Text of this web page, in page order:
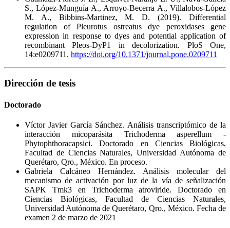
S., López-Munguía A., Arroyo-Becerra A., Villalobos-López
M. A., Bibbins-Martinez, M. D. (2019). Differential
regulation of Pleurotus ostreatus dye peroxidases gene
expression in response to dyes and potential application of
recombinant Pleos-DyP1 in decolorization. PloS One,
14:e0209711. https://doi.org/10.1371/journal.pone.0209711
Dirección de tesis
Doctorado
Víctor Javier García Sánchez. Análisis transcriptómico de la
interacción micoparásita Trichoderma asperellum -
Phytophthoracapsici. Doctorado en Ciencias Biológicas,
Facultad de Ciencias Naturales, Universidad Autónoma de
Querétaro, Qro., México. En proceso.
Gabriela Calcáneo Hernández. Análisis molecular del
mecanismo de activación por luz de la vía de señalización
SAPK Tmk3 en Trichoderma atroviride. Doctorado en
Ciencias Biológicas, Facultad de Ciencias Naturales,
Universidad Autónoma de Querétaro, Qro., México. Fecha de
examen 2 de marzo de 2021